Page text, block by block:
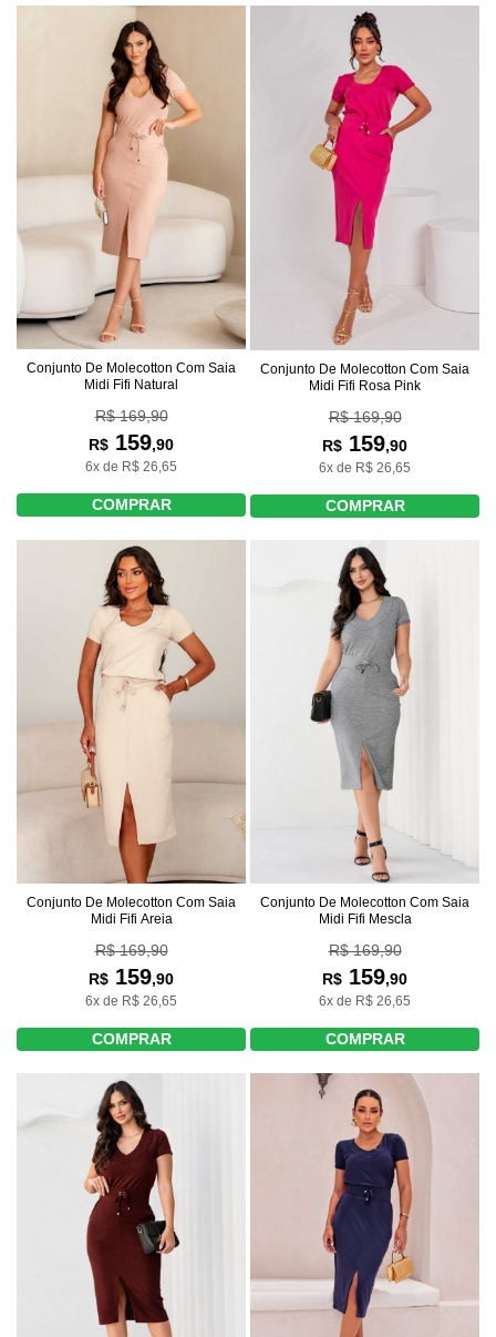
Conjunto De Molecotton Com Saia
Midi Fifi Natural
R$ 169,90
R$ 159,90
6x de R$ 26,65
COMPRAR
Conjunto De Molecotton Com Saia
Midi Fifi Rosa Pink
R$ 169,90
R$ 159,90
6x de R$ 26,65
COMPRAR
Conjunto De Molecotton Com Saia
Midi Fifi Areia
R$ 169,90
R$ 159,90
6x de R$ 26,65
COMPRAR
Conjunto De Molecotton Com Saia
Midi Fifi Mescla
R$ 169,90
R$ 159,90
6x de R$ 26,65
COMPRAR